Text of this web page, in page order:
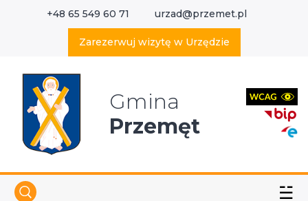
+48 65 549 60 71 urzad@przemet.pl
Zarezerwuj wizytę w Urzędzie
Gmina
Przemęt
☱
Wyszukaj w serwisie